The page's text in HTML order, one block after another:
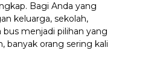
Bagi Anda yang
keluarga, sekolah,
menjadi pilihan yang
banyak orang sering kali